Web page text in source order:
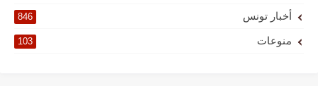
أخبار تونس 846
منوعات 103